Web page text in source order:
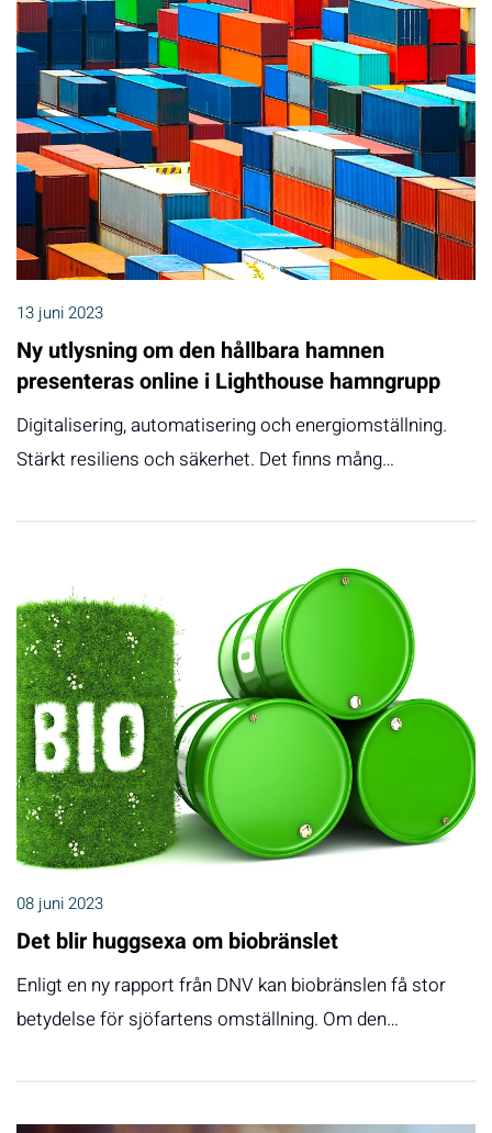
13 juni 2023
Ny utlysning om den hållbara hamnen
presenteras online i Lighthouse hamngrupp
Digitalisering, automatisering och energiomställning.
Stärkt resiliens och säkerhet. Det finns mång…
08 juni 2023
Det blir huggsexa om biobränslet
Enligt en ny rapport från DNV kan biobränslen få stor
betydelse för sjöfartens omställning. Om den…